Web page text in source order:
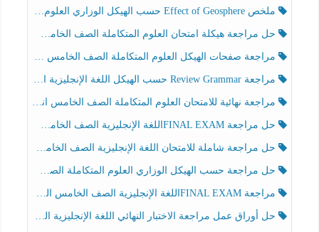
ملخص Effect of Geosphere حسب الهيكل الوزاري العلوم المتكاملة الصف الخامس انسبير الفصل الثالث
حل مراجعة هيكلة امتحان العلوم المتكاملة الصف الخامس عام الفصل الثالث
مراجعة صفحات الهيكل العلوم المتكاملة الصف الخامس انسبير الفصل الثالث
مراجعة Review Grammar حسب الهيكل اللغة الإنجليزية الصف الخامس الفصل الثالث
مراجعة نهائية للامتحان العلوم المتكاملة الصف الخامس انسبير الفصل الثالث
حل مراجعة FINAL EXAMاللغة الإنجليزية الصف الخامس الفصل الثالث
حل مراجعة شاملة للامتحان اللغة الإنجليزية الصف الخامس الفصل الثالث
حل مراجعة حسب الهيكل الوزاري العلوم المتكاملة الصف الخامس عام الفصل الثالث
مراجعة FINAL EXAMاللغة الإنجليزية الصف الخامس الفصل الثالث
حل أوراق عمل مراجعة الاختبار النهائي اللغة الإنجليزية الصف الرابع الفصل الثالث